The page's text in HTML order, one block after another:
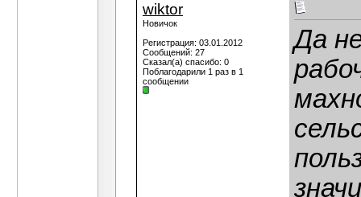
wiktor
Новичок
Регистрация: 03.01.2012
Сообщений: 27
Сказал(а) спасибо: 0
Поблагодарили 1 раз в 1
сообщении
Да